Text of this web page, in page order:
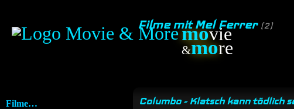
movie
&more
Filme mit Mel Ferrer (2)
Filme… Columbo - Klatsch kann tödlich